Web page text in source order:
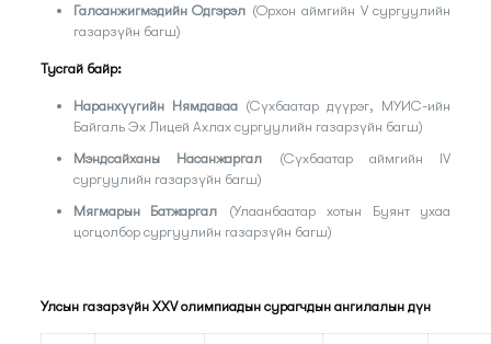
Галсанжигмэдийн Одгэрэл (Орхон аймгийн V сургуулийн
газарзүйн багш)
Тусгай байр:
Наранхүүгийн Нямдаваа(Сүхбаатар дүүрэг, МУИС-ийн
Байгаль Эх Лицей Ахлах сургуулийн газарзүйн багш)
Мэндсайханы Насанжаргал (Сүхбаатар аймгийн IV
сургуулийн газарзүйн багш)
Мягмарын Батжаргал (Улаанбаатар хотын Буянт ухаа
цогцолбор сургуулийн газарзүйн багш)
Улсын газарзүйн XXV олимпиадын сурагчдын ангилалын дүн